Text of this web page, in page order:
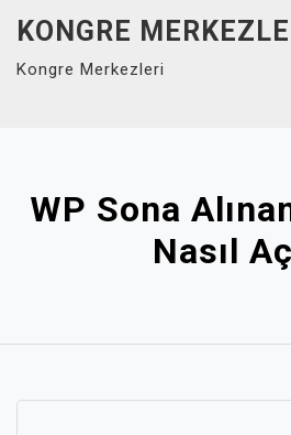
content
KONGRE
Kongre Merkezleri
WP Sona
Nasıl